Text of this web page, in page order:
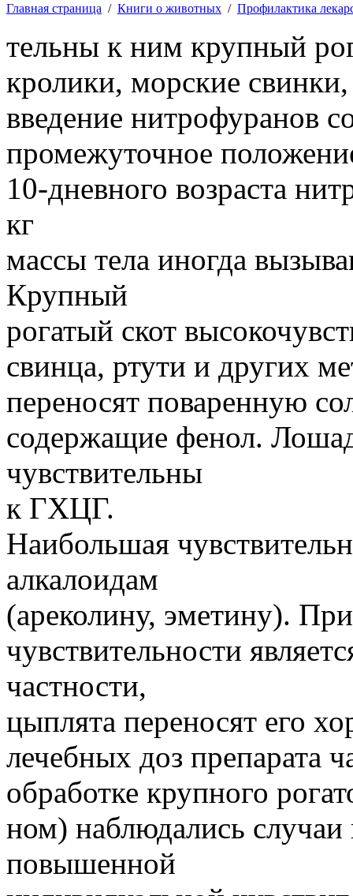
Главная страница / Книги о животных / Профилактика
тельны к ним крупный
кролики, морские
введение нитрофуранов
промежуточное
10-дневного возраста
кг
массы тела иногда
Крупный
рогатый скот
свинца, ртути и других
переносят поваренную
содержащие фенол.
чувствительны
к ГХЦГ.
Наибольшая
алкалоидам
(ареколину, эметину).
чувствительности
частности,
цыплята переносят его
лечебных доз препарата
обработке крупного
ном) наблюдались случаи
повышенной